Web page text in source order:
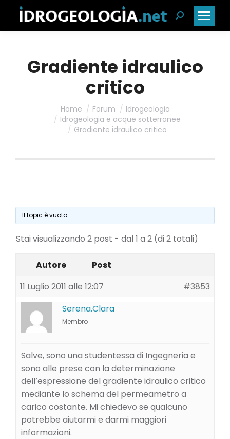
Cerca:
Gradiente idraulico
critico
Home Forum
Idrogeologia
Idrogeologia e acque sotterranee
Gradiente idraulico critico
Il topic è vuoto.
Stai visualizzando 2 post - dal 1 a 2 (di 2 totali)
Autore
Post
11 Luglio 2011 alle 12:07
#3853
Serena.Clara
Membro
Salve, sono una studentessa di Ingegneria e
sono alle prese con la determinazione
dell’espressione del gradiente idraulico critico
mediante lo schema del permeametro a
carico costante. Mi chiedevo se qualcuno
potrebbe aiutarmi e darmi maggiori
informazioni.